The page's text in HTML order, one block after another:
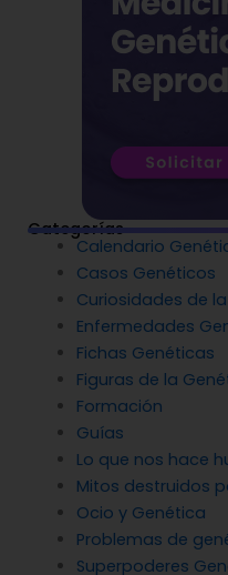
Categorías
Calendario
Casos Genéticos
Curiosidades de
Enfermedades
Fichas Genéticas
Figuras de la
Formación
Guías
Lo que nos hace
Mitos destruidos
Ocio y Genética
Problemas de
Superpoderes